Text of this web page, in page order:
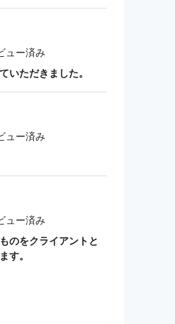
ュー済み
いただきました。
ュー済み
ュー済み
のをクライアントと
す。